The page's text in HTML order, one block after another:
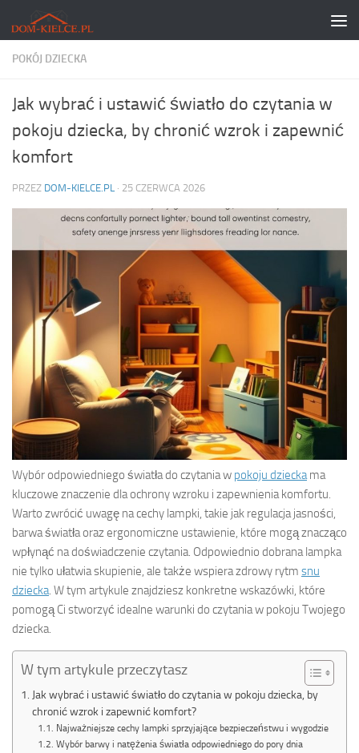
Skip to content
POKÓJ DZIECKA
Jak wybrać i ustawić światło do czytania w
pokoju dziecka, by chronić wzrok i zapewnić
komfort
PRZEZ DOM-KIELCE.PL · 25 CZERWCA 2026
Wybór odpowiedniego światła do czytania w pokoju dziecka ma
kluczowe znaczenie dla ochrony wzroku i zapewnienia komfortu.
Warto zwrócić uwagę na cechy lampki, takie jak regulacja jasności,
barwa światła oraz ergonomiczne ustawienie, które mogą znacząco
wpłynąć na doświadczenie czytania. Odpowiednio dobrana lampka
nie tylko ułatwia skupienie, ale także wspiera zdrowy rytm snu
dziecka . W tym artykule znajdziesz konkretne wskazówki, które
pomogą Ci stworzyć idealne warunki do czytania w pokoju Twojego
dziecka.
W tym artykule przeczytasz
Jak wybrać i ustawić światło do czytania w pokoju dziecka, by
chronić wzrok i zapewnić komfort?
Najważniejsze cechy lampki sprzyjające bezpieczeństwu i wygodzie
Wybór barwy i natężenia światła odpowiedniego do pory dnia